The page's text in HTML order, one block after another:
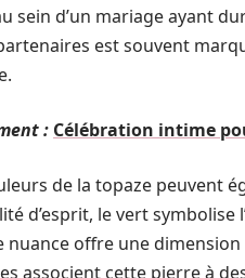
sein d’un mariage ayant
est souvent
: Célébration intime
de la topaze peuvent
d’esprit, le vert
nuance offre une
associent cette pierre à